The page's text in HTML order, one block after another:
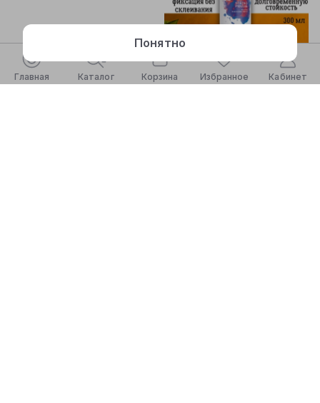
Главная Каталог Корзина Избранное Кабинет
Понятно